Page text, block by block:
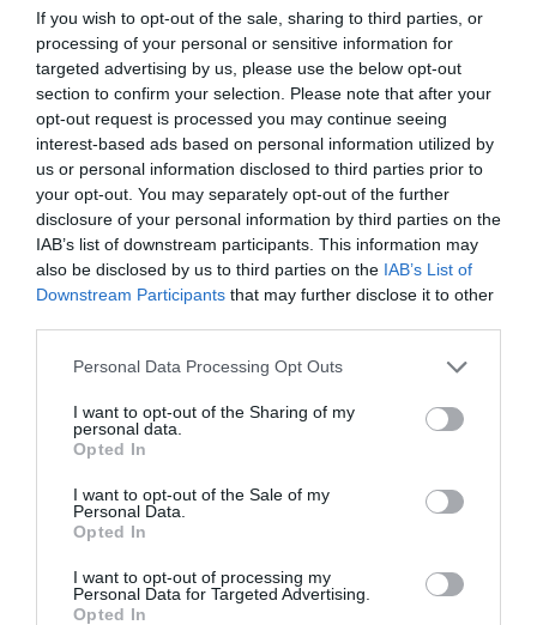
If you wish to opt-out of the sale, sharing to third parties, or
processing of your personal or sensitive information for
targeted advertising by us, please use the below opt-out
section to confirm your selection. Please note that after your
opt-out request is processed you may continue seeing
interest-based ads based on personal information utilized by
us or personal information disclosed to third parties prior to
your opt-out. You may separately opt-out of the further
disclosure of your personal information by third parties on the
IAB’s list of downstream participants. This information may
also be disclosed by us to third parties on the IAB’s List of
Downstream Participants that may further disclose it to other
Please note that this website/app uses one or more Google
not limited to your visit or usage behaviour. You may click to
grant or deny consent to Google and its third-party tags to
use your data for below specified purposes in below Google
consent section.
Personal Data Processing Opt Outs
I want to opt-out of the Sharing of my
personal data.
Opted In
I want to opt-out of the Sale of my
Personal Data.
Opted In
I want to opt-out of processing my
Personal Data for Targeted Advertising.
Opted In
ΔΙΕΘΝΗ